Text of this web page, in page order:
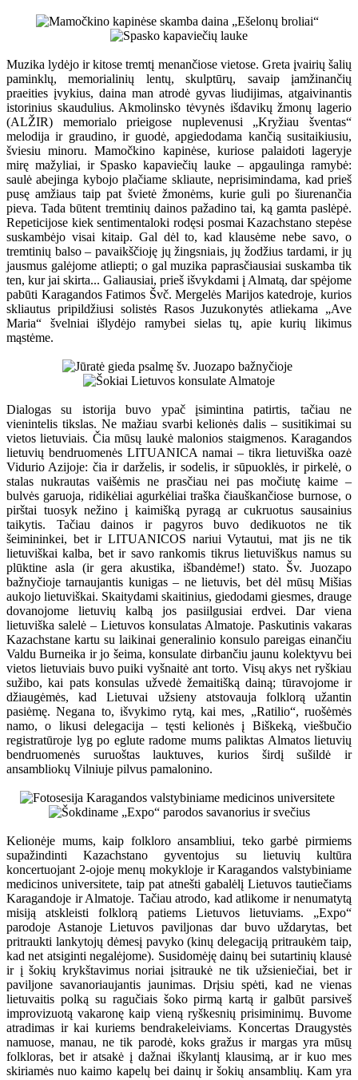
Muzika lydėjo ir kitose tremtį menančiose vietose. Greta įvairių šalių
paminklų, memorialinių lentų, skulptūrų, savaip įamžinančių
praeities įvykius, daina man atrodė gyvas liudijimas, atgaivinantis
istorinius skaudulius. Akmolinsko tėvynės išdavikų žmonų lagerio
(ALŽIR) memorialo prieigose nuplevenusi „Kryžiau šventas“
melodija ir graudino, ir guodė, apgiedodama kančią susitaikiusiu,
šviesiu minoru. Mamočkino kapinėse, kuriose palaidoti lageryje
mirę mažyliai, ir Spasko kapaviečių lauke – apgaulinga ramybė:
saulė abejinga kybojo plačiame skliaute, neprisimindama, kad prieš
pusę amžiaus taip pat švietė žmonėms, kurie guli po šiurenančia
pieva. Tada būtent tremtinių dainos pažadino tai, ką gamta paslėpė.
Repeticijose kiek sentimentaloki rodęsi posmai Kazachstano stepėse
suskambėjo visai kitaip. Gal dėl to, kad klausėme nebe savo, o
tremtinių balso – pavaikščioję jų žingsniais, jų žodžius tardami, ir jų
jausmus galėjome atliepti; o gal muzika paprasčiausiai suskamba tik
ten, kur jai skirta... Galiausiai, prieš išvykdami į Almatą, dar spėjome
pabūti Karagandos Fatimos Švč. Mergelės Marijos katedroje, kurios
skliautus pripildžiusi solistės Rasos Juzukonytės atliekama „Ave
Maria“ švelniai išlydėjo ramybei sielas tų, apie kurių likimus
mąstėme.
Dialogas su istorija buvo ypač įsimintina patirtis, tačiau ne
vienintelis tikslas. Ne mažiau svarbi kelionės dalis – susitikimai su
vietos lietuviais. Čia mūsų laukė malonios staigmenos. Karagandos
lietuvių bendruomenės LITUANICA namai – tikra lietuviška oazė
Vidurio Azijoje: čia ir darželis, ir sodelis, ir sūpuoklės, ir pirkelė, o
stalas nukrautas vaišėmis ne prasčiau nei pas močiutę kaime –
bulvės garuoja, ridikėliai agurkėliai traška čiauškančiose burnose, o
pirštai tuosyk nežino į kaimišką pyragą ar cukruotus sausainius
taikytis. Tačiau dainos ir pagyros buvo dedikuotos ne tik
šeimininkei, bet ir LITUANICOS nariui Vytautui, mat jis ne tik
lietuviškai kalba, bet ir savo rankomis tikrus lietuviškus namus su
plūktine asla (ir gera akustika, išbandėme!) stato. Šv. Juozapo
bažnyčioje tarnaujantis kunigas – ne lietuvis, bet dėl mūsų Mišias
aukojo lietuviškai. Skaitydami skaitinius, giedodami giesmes, drauge
dovanojome lietuvių kalbą jos pasiilgusiai erdvei. Dar viena
lietuviška salelė – Lietuvos konsulatas Almatoje. Paskutinis vakaras
Kazachstane kartu su laikinai generalinio konsulo pareigas einančiu
Valdu Burneika ir jo šeima, konsulate dirbančiu jaunu kolektyvu bei
vietos lietuviais buvo puiki vyšnaitė ant torto. Visų akys net ryškiau
sužibo, kai pats konsulas užvedė žemaitišką dainą; tūravojome ir
džiaugėmės, kad Lietuvai užsieny atstovauja folklorą užantin
pasiėmę. Negana to, išvykimo rytą, kai mes, „Ratilio“, ruošėmės
namo, o likusi delegacija – tęsti kelionės į Biškeką, viešbučio
registratūroje lyg po eglute radome mums paliktas Almatos lietuvių
bendruomenės suruoštas lauktuves, kurios širdį sušildė ir
ansambliokų Vilniuje pilvus pamalonino.
Kelionėje mums, kaip folkloro ansambliui, teko garbė pirmiems
supažindinti Kazachstano gyventojus su lietuvių kultūra
koncertuojant 2-ojoje menų mokykloje ir Karagandos valstybiniame
medicinos universitete, taip pat atnešti gabalėlį Lietuvos tautiečiams
Karagandoje ir Almatoje. Tačiau atrodo, kad atlikome ir nenumatytą
misiją atskleisti folklorą patiems Lietuvos lietuviams. „Expo“
parodoje Astanoje Lietuvos paviljonas dar buvo uždarytas, bet
pritraukti lankytojų dėmesį pavyko (kinų delegaciją pritraukėm taip,
kad net atsiginti negalėjome). Susidomėję dainų bei sutartinių klausė
ir į šokių krykštavimus noriai įsitraukė ne tik užsieniečiai, bet ir
paviljone savanoriaujantis jaunimas. Drįsiu spėti, kad ne vienas
lietuvaitis polką su ragučiais šoko pirmą kartą ir galbūt parsiveš
improvizuotą vakaronę kaip vieną ryškesnių prisiminimų. Buvome
atradimas ir kai kuriems bendrakeleiviams. Koncertas Draugystės
namuose, manau, ne tik parodė, koks gražus ir margas yra mūsų
folkloras, bet ir atsakė į dažnai iškylantį klausimą, ar ir kuo mes
skiriamės nuo kaimo kapelų bei dainų ir šokių ansamblių. Kam yra